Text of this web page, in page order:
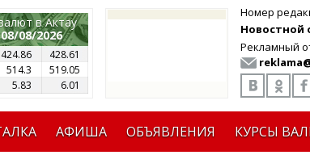
в Актау
08/08/2026
424.86
428.61
514.3
519.05
5.83
6.01
Номер
Новостной
Рекламный
АФИША ОБЪЯВЛЕНИЯ КУРСЫ